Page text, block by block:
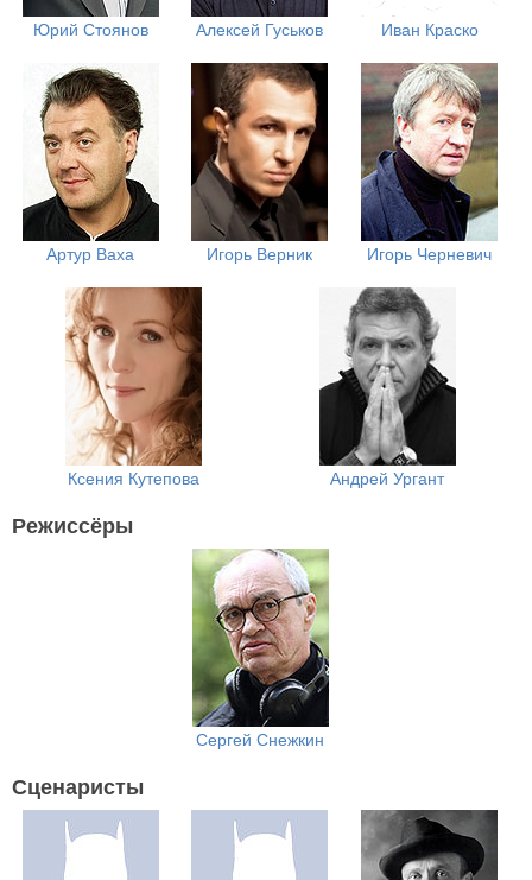
Юрий Стоянов Алексей Гуськов Иван Краско
Артур Ваха Игорь Верник Игорь Черневич
Ксения Кутепова Андрей Ургант
Режиссёры
Сергей Снежкин
Сценаристы